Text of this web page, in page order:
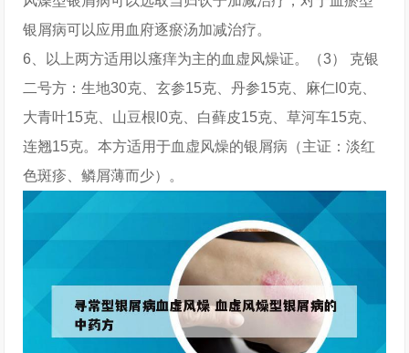
银屑病可以应用血府逐瘀汤加减治疗。
6、以上两方适用以瘙痒为主的血虚风燥证。（3） 克银
二号方：生地30克、玄参15克、丹参15克、麻仁l0克、
大青叶15克、山豆根l0克、白藓皮15克、草河车15克、
连翘15克。本方适用于血虚风燥的银屑病（主证：淡红
色斑疹、鳞屑薄而少）。